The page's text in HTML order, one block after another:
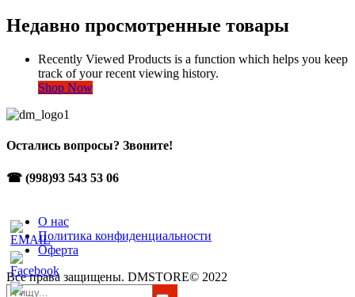
Недавно просмотренные товары
Recently Viewed Products is a function which helps you keep
track of your recent viewing history.
Shop Now
Остались вопросы? Звоните!
☎ (998)93 543 53 06
О нас
Политика конфиденциальности
Оферта
Все права защищены. DMSTORE© 2022